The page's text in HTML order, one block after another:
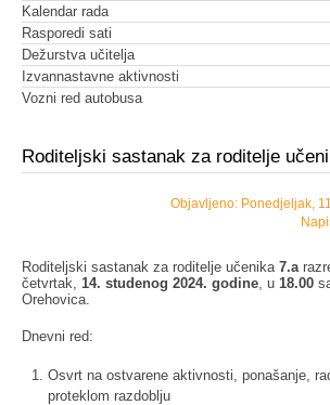
Kalendar rada
Rasporedi sati
Dežurstva učitelja
Izvannastavne aktivnosti
Vozni red autobusa
Roditeljski sastanak za roditelje
Objavljeno: Ponedjeljak,
Roditeljski sastanak za roditelje učenika 7.a
četvrtak, 14. studenog 2024. godine , u 18.00
Orehovica.
Dnevni red:
Osvrt na ostvarene aktivnosti, ponašanje,
proteklom razdoblju